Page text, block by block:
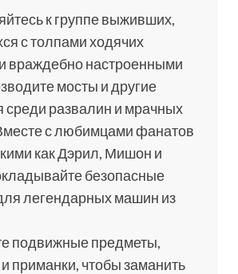
к группе выживших,
с толпами ходячих
враждебно настроенными
мосты и другие
среди развалин и мрачных
с любимцами фанатов
как Дэрил, Мишон и
безопасные
легендарных машин из
подвижные предметы,
приманки, чтобы заманить